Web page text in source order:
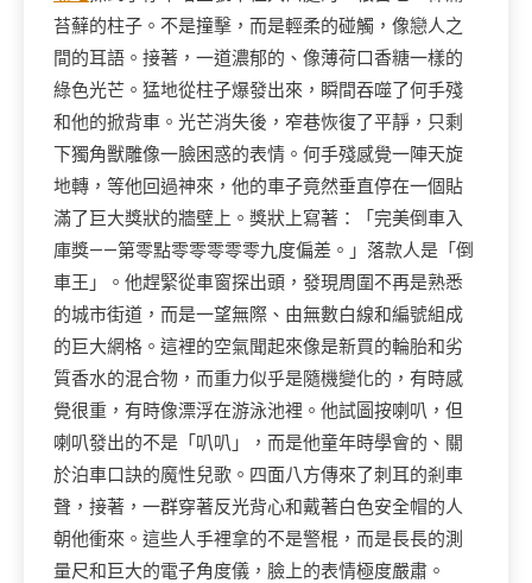
苔蘚的柱子。不是撞擊，而是輕柔的碰觸，像戀人之
間的耳語。接著，一道濃郁的、像薄荷口香糖一樣的
綠色光芒。猛地從柱子爆發出來，瞬間吞噬了何手殘
和他的掀背車。光芒消失後，窄巷恢復了平靜，只剩
下獨角獸雕像一臉困惑的表情。何手殘感覺一陣天旋
地轉，等他回過神來，他的車子竟然垂直停在一個貼
滿了巨大獎狀的牆壁上。獎狀上寫著：「完美倒車入
庫獎——第零點零零零零零九度偏差。」落款人是「倒
車王」。他趕緊從車窗探出頭，發現周圍不再是熟悉
的城市街道，而是一望無際、由無數白線和編號組成
的巨大網格。這裡的空氣聞起來像是新買的輪胎和劣
質香水的混合物，而重力似乎是隨機變化的，有時感
覺很重，有時像漂浮在游泳池裡。他試圖按喇叭，但
喇叭發出的不是「叭叭」，而是他童年時學會的、關
於泊車口訣的魔性兒歌。四面八方傳來了刺耳的剎車
聲，接著，一群穿著反光背心和戴著白色安全帽的人
朝他衝來。這些人手裡拿的不是警棍，而是長長的測
量尺和巨大的電子角度儀，臉上的表情極度嚴肅。